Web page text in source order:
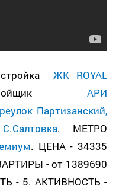
ЖК ROYAL
АРИ
Партизанский,
. МЕТРО
. ЦЕНА - 34335
- от 1389690
- 5. АКТИВНОСТЬ -